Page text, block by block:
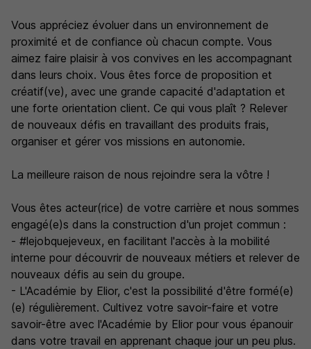
Vous appréciez évoluer dans un environnement de
proximité et de confiance où chacun compte. Vous
aimez faire plaisir à vos convives en les accompagnant
dans leurs choix. Vous êtes force de proposition et
créatif(ve), avec une grande capacité d'adaptation et
une forte orientation client. Ce qui vous plaît ? Relever
de nouveaux défis en travaillant des produits frais,
organiser et gérer vos missions en autonomie.
La meilleure raison de nous rejoindre sera la vôtre !
Vous êtes acteur(rice) de votre carrière et nous sommes
engagé(e)s dans la construction d'un projet commun :
- #lejobquejeveux, en facilitant l'accès à la mobilité
interne pour découvrir de nouveaux métiers et relever de
nouveaux défis au sein du groupe.
- L'Académie by Elior, c'est la possibilité d'être formé(e)
(e) régulièrement. Cultivez votre savoir-faire et votre
savoir-être avec l'Académie by Elior pour vous épanouir
dans votre travail en apprenant chaque jour un peu plus.